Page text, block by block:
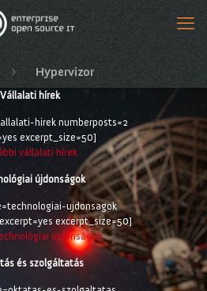
Hypervizor
Vállalati hírek
hirek numberposts=2
excerpt_size=50]
vállalati hírek
újdonságok
ujdonsagok
excerpt_size=50]
újdonságok
és szolgáltatás